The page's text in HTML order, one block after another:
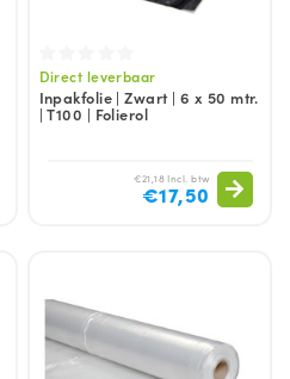
Direct leverbaar
Inpakfolie | Zwart | 6 x 50 mtr.
| T100 | Folierol
€21,18 Incl. btw
€17,50